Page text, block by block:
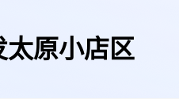
太原小店区